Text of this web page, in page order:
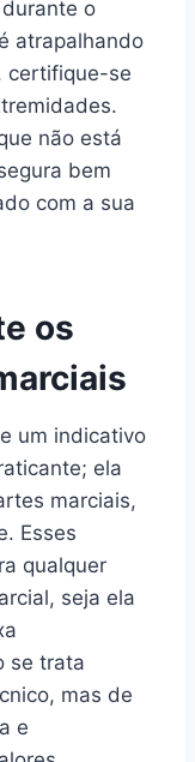
o
atrapalhando
certifique-se
não está
bem
com a sua
os
um indicativo
ela
marciais,
Esses
qualquer
seja ela
se trata
mas de
e